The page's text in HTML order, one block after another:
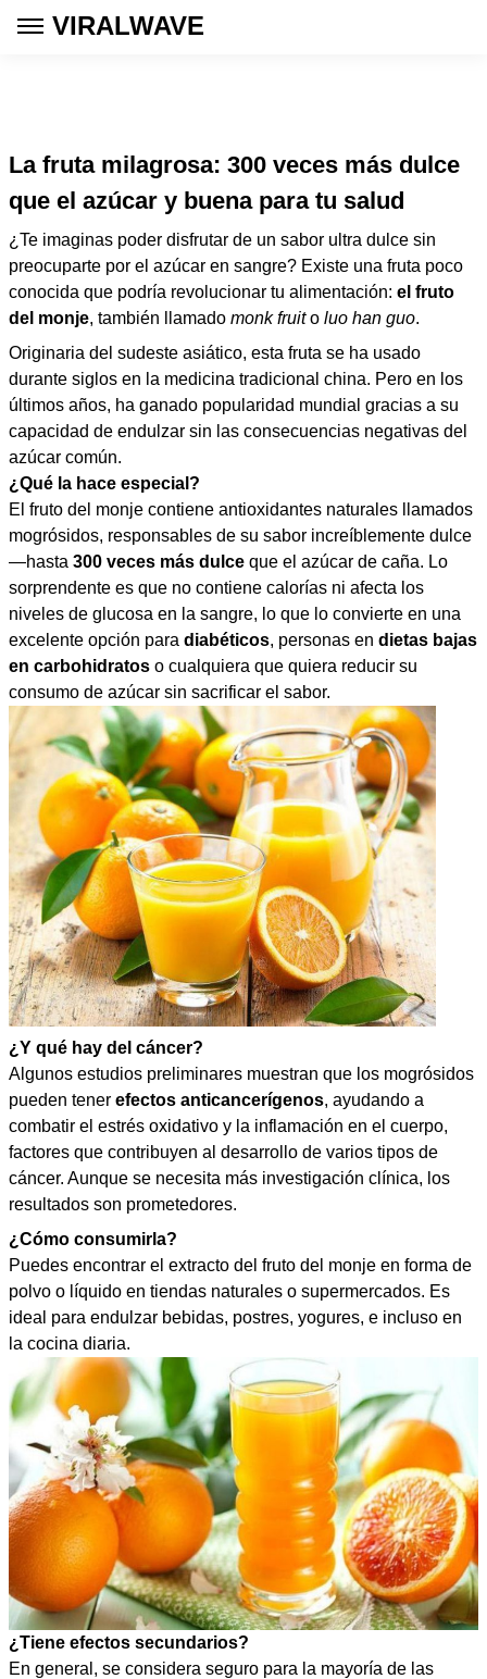
VIRALWAVE
La fruta milagrosa: 300 veces más dulce
que el azúcar y buena para tu salud
¿Te imaginas poder disfrutar de un sabor ultra dulce sin
preocuparte por el azúcar en sangre? Existe una fruta poco
conocida que podría revolucionar tu alimentación: el fruto
del monje, también llamado monk fruito luo han guo.
Originaria del sudeste asiático, esta fruta se ha usado
durante siglos en la medicina tradicional china. Pero en los
últimos años, ha ganado popularidad mundial gracias a su
capacidad de endulzar sin las consecuencias negativas del
azúcar común.
¿Qué la hace especial?
El fruto del monje contiene antioxidantes naturales llamados
mogrósidos, responsables de su sabor increíblemente dulce
—hasta 300 veces más dulce que el azúcar de caña. Lo
sorprendente es que no contiene calorías ni afecta los
niveles de glucosa en la sangre, lo que lo convierte en una
excelente opción para diabéticos, personas en dietas bajas
en carbohidratos o cualquiera que quiera reducir su
consumo de azúcar sin sacrificar el sabor.
¿Y qué hay del cáncer?
Algunos estudios preliminares muestran que los mogrósidos
pueden tener efectos anticancerígenos, ayudando a
combatir el estrés oxidativo y la inflamación en el cuerpo,
factores que contribuyen al desarrollo de varios tipos de
cáncer. Aunque se necesita más investigación clínica, los
resultados son prometedores.
¿Cómo consumirla?
Puedes encontrar el extracto del fruto del monje en forma de
polvo o líquido en tiendas naturales o supermercados. Es
ideal para endulzar bebidas, postres, yogures, e incluso en
la cocina diaria.
¿Tiene efectos secundarios?
En general, se considera seguro para la mayoría de las